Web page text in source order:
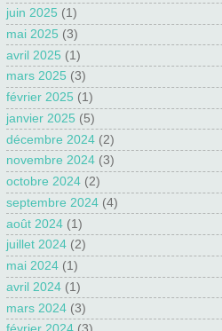
juin 2025 (1)
mai 2025 (3)
avril 2025 (1)
mars 2025 (3)
février 2025 (1)
janvier 2025 (5)
décembre 2024 (2)
novembre 2024 (3)
octobre 2024 (2)
septembre 2024 (4)
août 2024 (1)
juillet 2024 (2)
mai 2024 (1)
avril 2024 (1)
mars 2024 (3)